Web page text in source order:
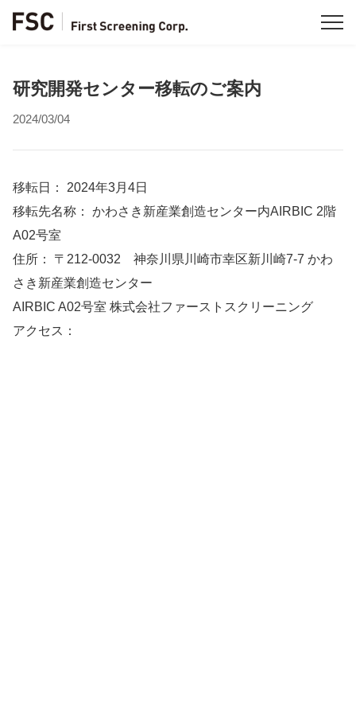
研究開発センター移転のご案内
2024/03/04
移転日： 2024年3月4日
移転先名称： かわさき新産業創造センター内AIRBIC 2階
A02号室
住所： 〒212-0032 神奈川県川崎市幸区新川崎7-7 かわ
さき新産業創造センター
AIRBIC A02号室 株式会社ファーストスクリーニング
アクセス：